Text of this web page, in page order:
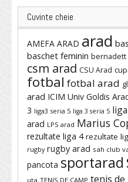
Cuvinte cheie
AMEFA ARAD arad
baschet feminin bernadett
csm arad CSU Arad
fotbal fotbal arad
arad ICIM Univ Goldis
3 liga3 seria 5 liga 3 seria 5
arad LPS arad Marius
rezultate liga 4 rezultate
rugby rugby arad sah club
pancota sportarad
uta TENIS DE CAMP tenis de